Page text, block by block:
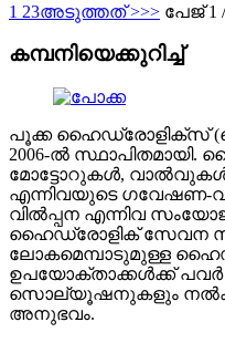
1 23അടുത്തത് >>> പേജ് 1
കമ്പനിയെക്കുറിച്ച്
പൂക്ക ഹൈഡ്രോളിക്സ്
2006-ൽ
മോട്ടോറുകൾ,
എന്നിവയുടെ ഗവേഷണ-
വിൽപ്പന എന്നിവ
ഹൈഡ്രോളിക് സേവന
ലോകമെമ്പാടുമുള്ള
ഉപയോക്താക്കൾക്ക്
സൊല്യൂഷനുകളും
അനുഭവം.